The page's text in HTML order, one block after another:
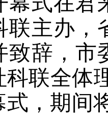
联主办，
致辞，市
联全体
式，期间